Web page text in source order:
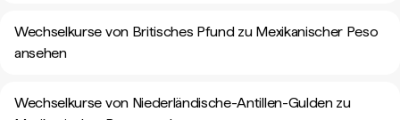
Wechselkurse von Britisches Pfund zu Mexikanischer Peso
ansehen
Wechselkurse von Niederländische-Antillen-Gulden zu